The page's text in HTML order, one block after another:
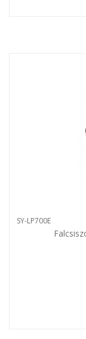
SY-LP700E